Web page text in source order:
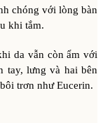
chóng với lòng bàn
khi tắm.
vẫn còn ẩm với
tay, lưng và hai bên
trơn như Eucerin.